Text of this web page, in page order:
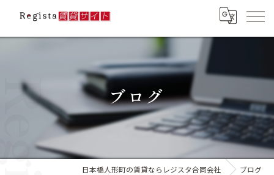
ブログ
日本橋人形町の賃貸ならレジスタ合同会社 ブログ